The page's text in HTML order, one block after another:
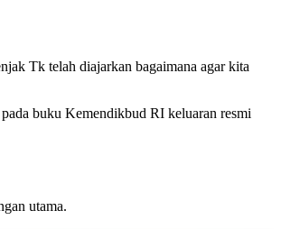
Tk telah diajarkan bagaimana agar kita
buku Kemendikbud RI keluaran resmi
utama.